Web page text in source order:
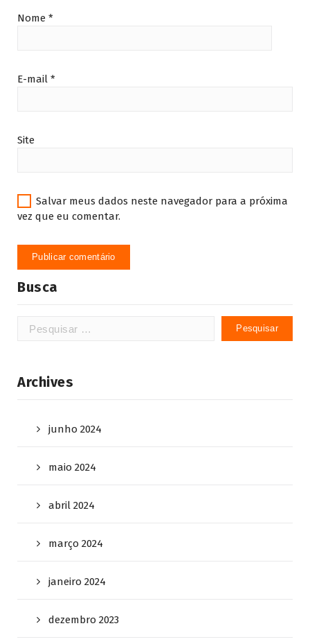
Nome *
E-mail *
Site
Salvar meus dados neste navegador para a próxima
vez que eu comentar.
Busca
Pesquisar
Archives
junho 2024
maio 2024
abril 2024
março 2024
janeiro 2024
dezembro 2023